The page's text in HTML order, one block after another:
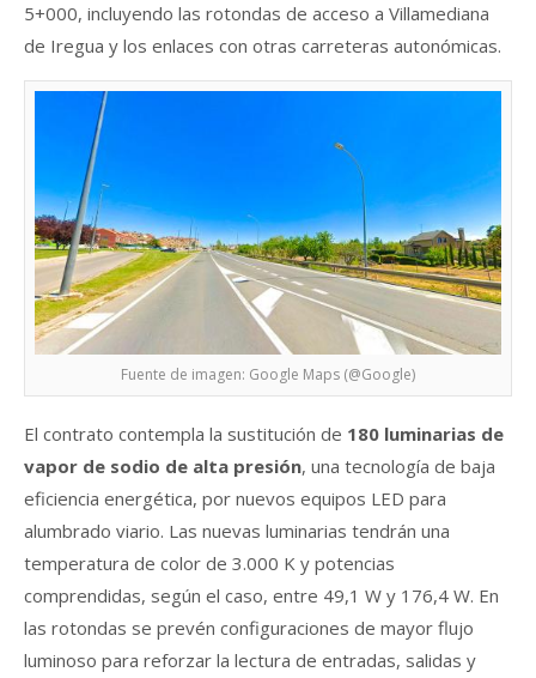
5+000, incluyendo las rotondas de acceso a Villamediana
de Iregua y los enlaces con otras carreteras autonómicas.
Fuente de imagen: Google Maps (@Google)
El contrato contempla la sustitución de 180 luminarias de
vapor de sodio de alta presión, una tecnología de baja
eficiencia energética, por nuevos equipos LED para
alumbrado viario. Las nuevas luminarias tendrán una
temperatura de color de 3.000 K y potencias
comprendidas, según el caso, entre 49,1 W y 176,4 W. En
las rotondas se prevén configuraciones de mayor flujo
luminoso para reforzar la lectura de entradas, salidas y